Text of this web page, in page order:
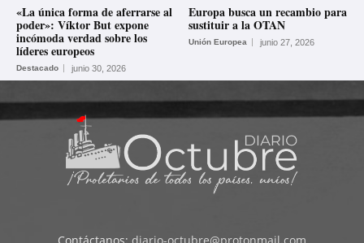
«La única forma de aferrarse al
poder»: Víktor But expone
incómoda verdad sobre los
líderes europeos
Destacado junio 30, 2026
Europa busca un recambio para
sustituir a la OTAN
Unión Europea junio 27, 2026